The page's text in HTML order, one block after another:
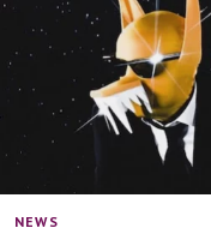
NEWS